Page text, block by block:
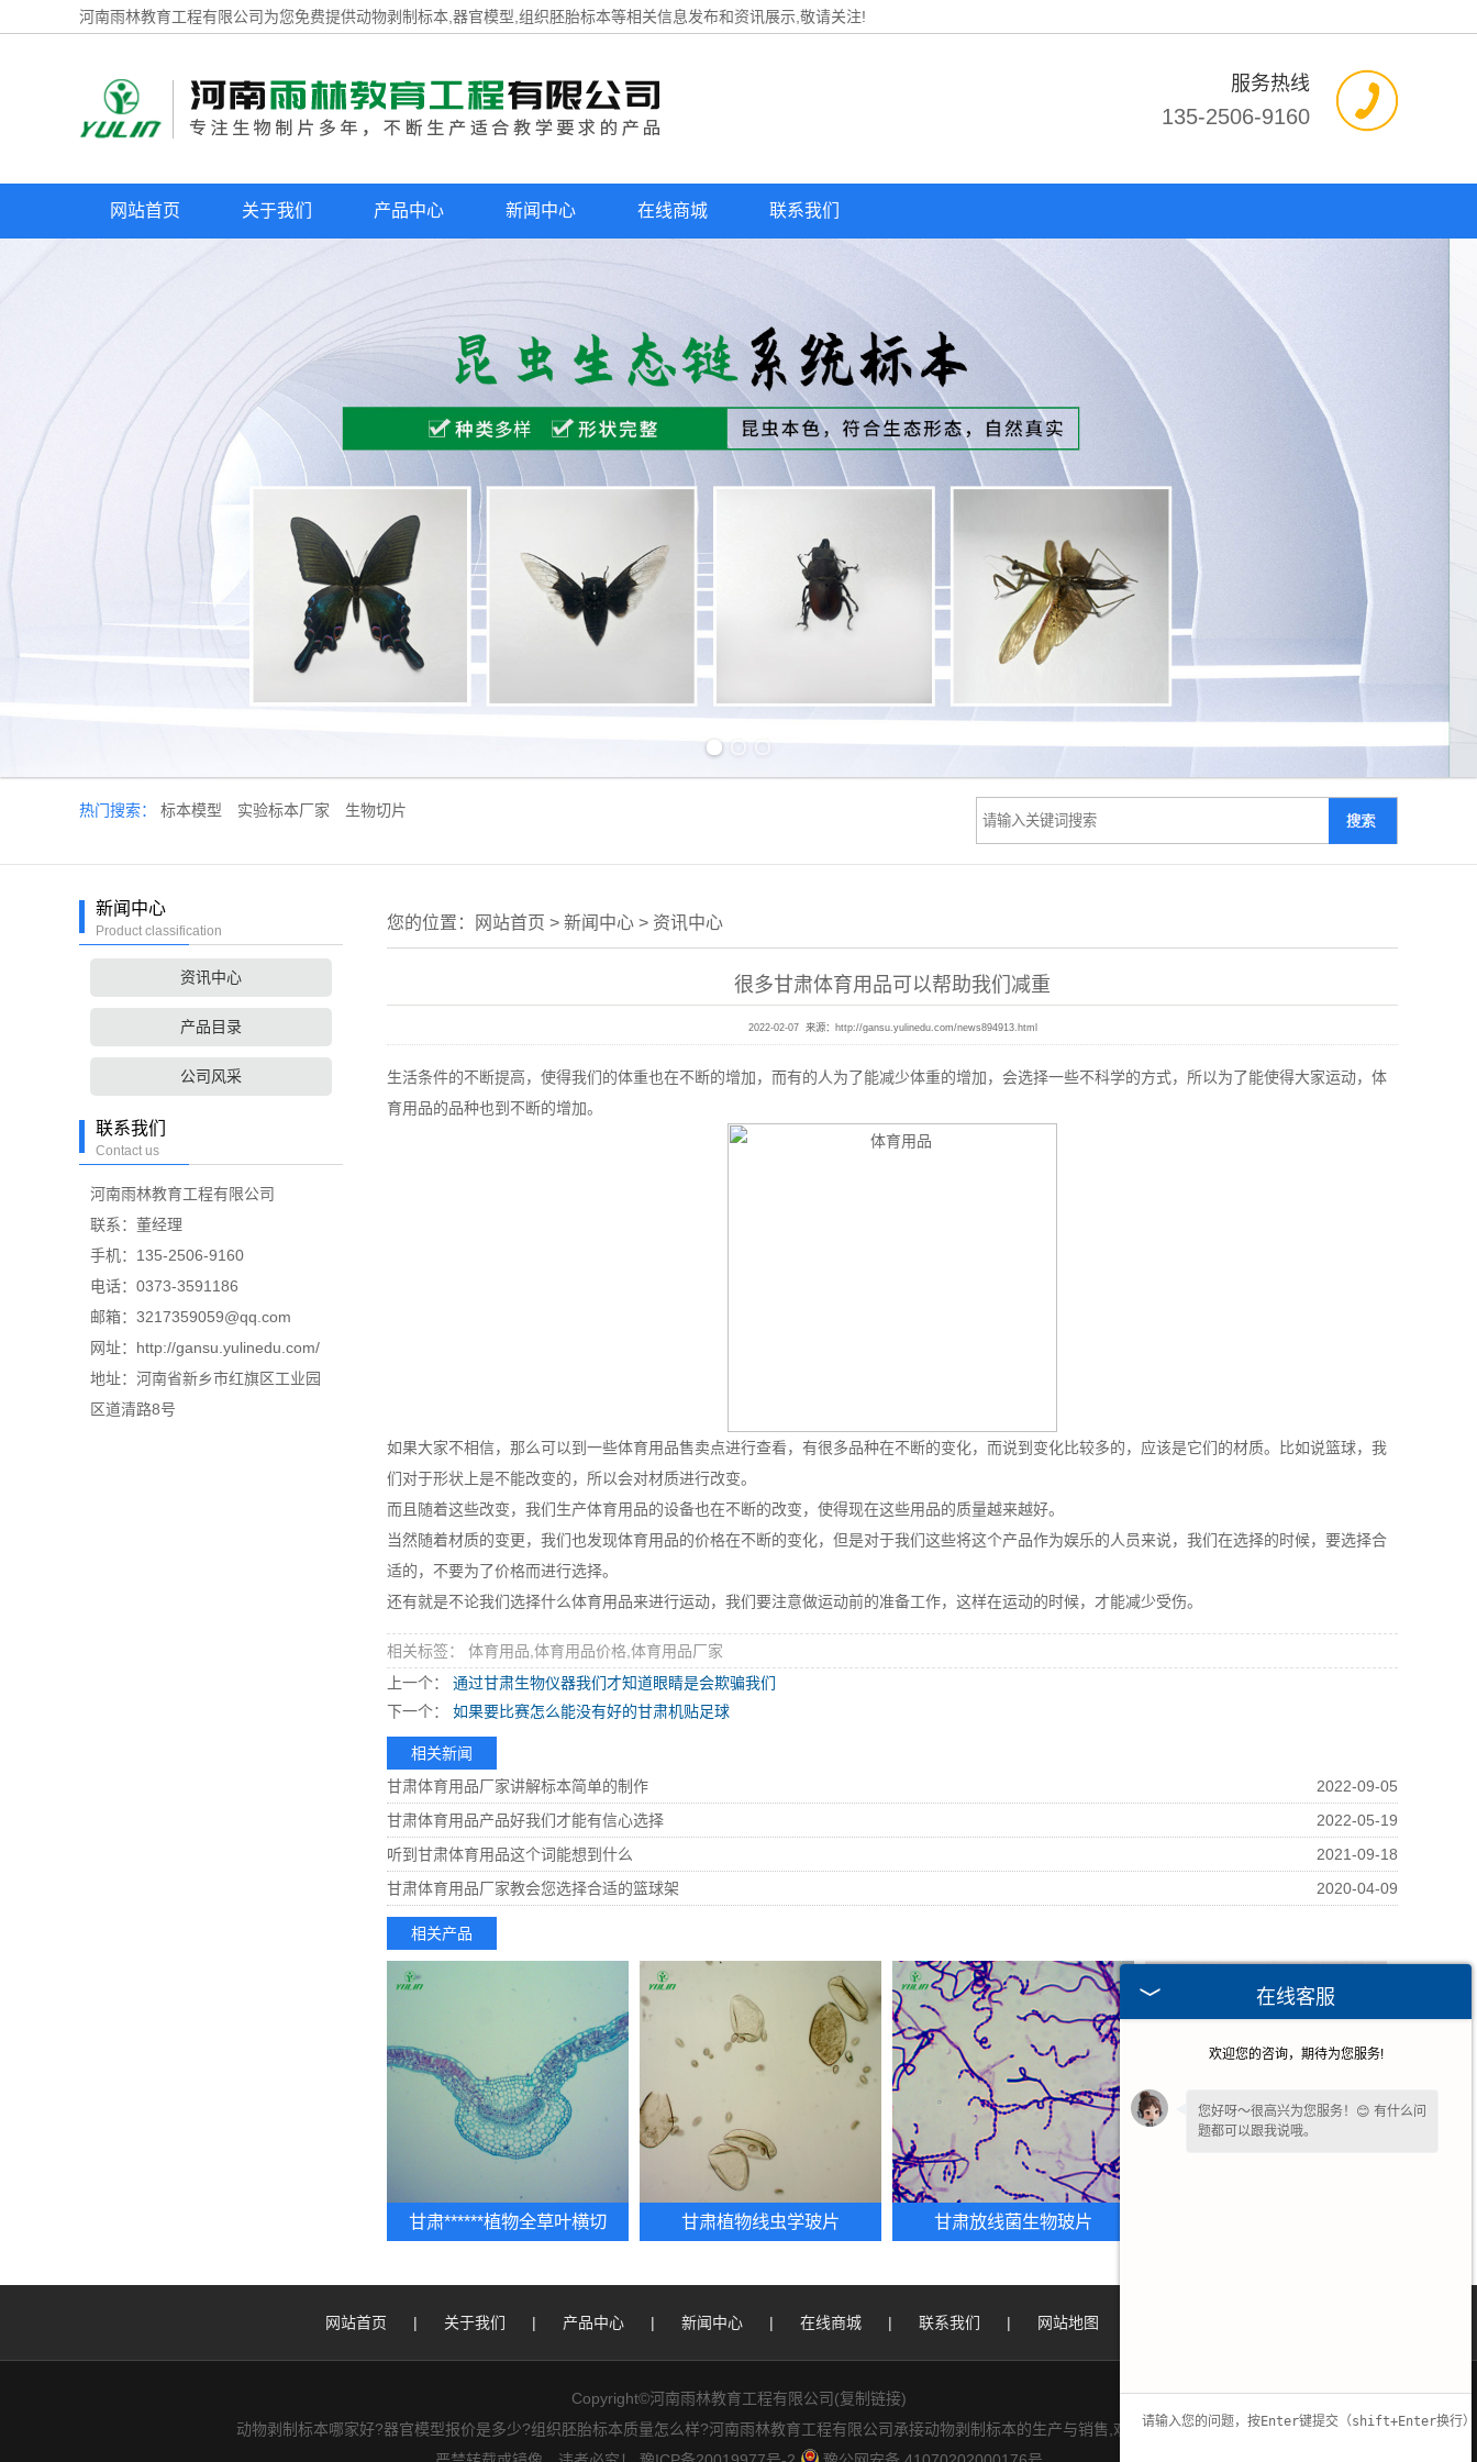
河南雨林教育工程有限公司为您免费提供动物剥制标本 ,器官模型,组织胚胎标本等相关信息发布和资讯展示,敬请关注!
服务热线
135-2506-9160
网站首页 关于我们 产品中心 新闻中心 在线商城 联系我们
热门搜索： 标本模型 实验标本厂家 生物切片
新闻中心
Product classification
资讯中心
产品目录
公司风采
联系我们
Contact us
河南雨林教育工程有限公司
联系：董经理
手机：135-2506-9160
电话：0373-3591186
邮箱：3217359059@qq.com
网址：http://gansu.yulinedu.com/
地址：河南省新乡市红旗区工业园
区道清路8号
您的位置： 网站首页 > 新闻中心 > 资讯中心
很多甘肃体育用品可以帮助我们减重
2022-02-07 来源： http://gansu.yulinedu.com/news894913.html
生活条件的不断提高，使得我们的体重也在不断的增加，而有的人为了能减少体重的增加，会选择一些不科学的方式，所以为了能使得大家运动，体
育用品的品种也到不断的增加。
如果大家不相信，那么可以到一些体育用品售卖点进行查看，有很多品种在不断的变化，而说到变化比较多的，应该是它们的材质。比如说篮球，我
们对于形状上是不能改变的，所以会对材质进行改变。
而且随着这些改变，我们生产体育用品的设备也在不断的改变，使得现在这些用品的质量越来越好。
当然随着材质的变更，我们也发现体育用品的价格在不断的变化，但是对于我们这些将这个产品作为娱乐的人员来说，我们在选择的时候，要选择合
适的，不要为了价格而进行选择。
还有就是不论我们选择什么体育用品来进行运动，我们要注意做运动前的准备工作，这样在运动的时候，才能减少受伤。
相关标签： 体育用品,体育用品价格,体育用品厂家
上一个：
通过甘肃生物仪器我们才知道眼睛是会欺骗我们
下一个：
如果要比赛怎么能没有好的甘肃机贴足球
相关新闻
甘肃体育用品厂家讲解标本简单的制作
2022-09-05
甘肃体育用品产品好我们才能有信心选择
2022-05-19
听到甘肃体育用品这个词能想到什么
2021-09-18
甘肃体育用品厂家教会您选择合适的篮球架
2020-04-09
相关产品
甘肃******植物全草叶横切 甘肃植物线虫学玻片 甘肃放线菌生物玻片
网站首页 | 关于我们 | 产品中心 | 新闻中心 | 在线商城 | 联系我们 | 网站地图
Copyright©河南雨林教育工程有限公司(复制链接)
动物剥制标本哪家好?器官模型报价是多少?组织胚胎标本质量怎么样?河南雨林教育工程有限公司承接动物剥制标本的生产与销售,欢迎大家来电咨询!
在线客服
欢迎您的咨询，期待为您服务!
您好呀～很高兴为您服务！😊 有什么问
题都可以跟我说哦。